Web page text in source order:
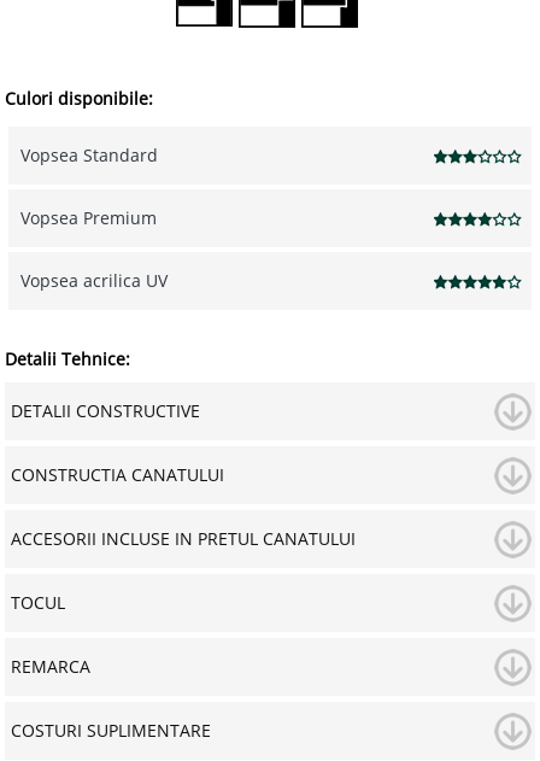
Culori disponibile:
Vopsea Standard
Vopsea Premium
Vopsea acrilica UV
Detalii Tehnice:
DETALII CONSTRUCTIVE
CONSTRUCTIA CANATULUI
ACCESORII INCLUSE IN PRETUL CANATULUI
TOCUL
REMARCA
COSTURI SUPLIMENTARE